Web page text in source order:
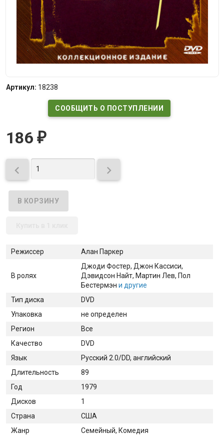
Артикул: 18238
СООБЩИТЬ О ПОСТУПЛЕНИИ
186 ₽
 
Режиссер Алан Паркер
В ролях
Джоди Фостер, Джон Кассиси,
Дэвидсон Найт, Мартин Лев, Пол
Бестермэн и другие
Тип диска
DVD
Упаковка
не определен
Регион
Все
Качество
DVD
Язык
Русский 2.0/DD, английский
Длительность
89
Год
1979
Дисков
1
Страна
США
Жанр
Семейный, Комедия